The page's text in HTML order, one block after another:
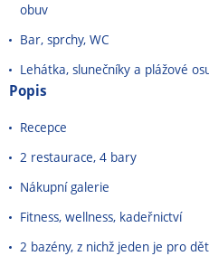
obuv
Bar, sprchy, WC
Lehátka, slunečníky a plážové
Popis
Recepce
2 restaurace, 4 bary
Nákupní galerie
Fitness, wellness, kadeřnictví
2 bazény, z nichž jeden je pro